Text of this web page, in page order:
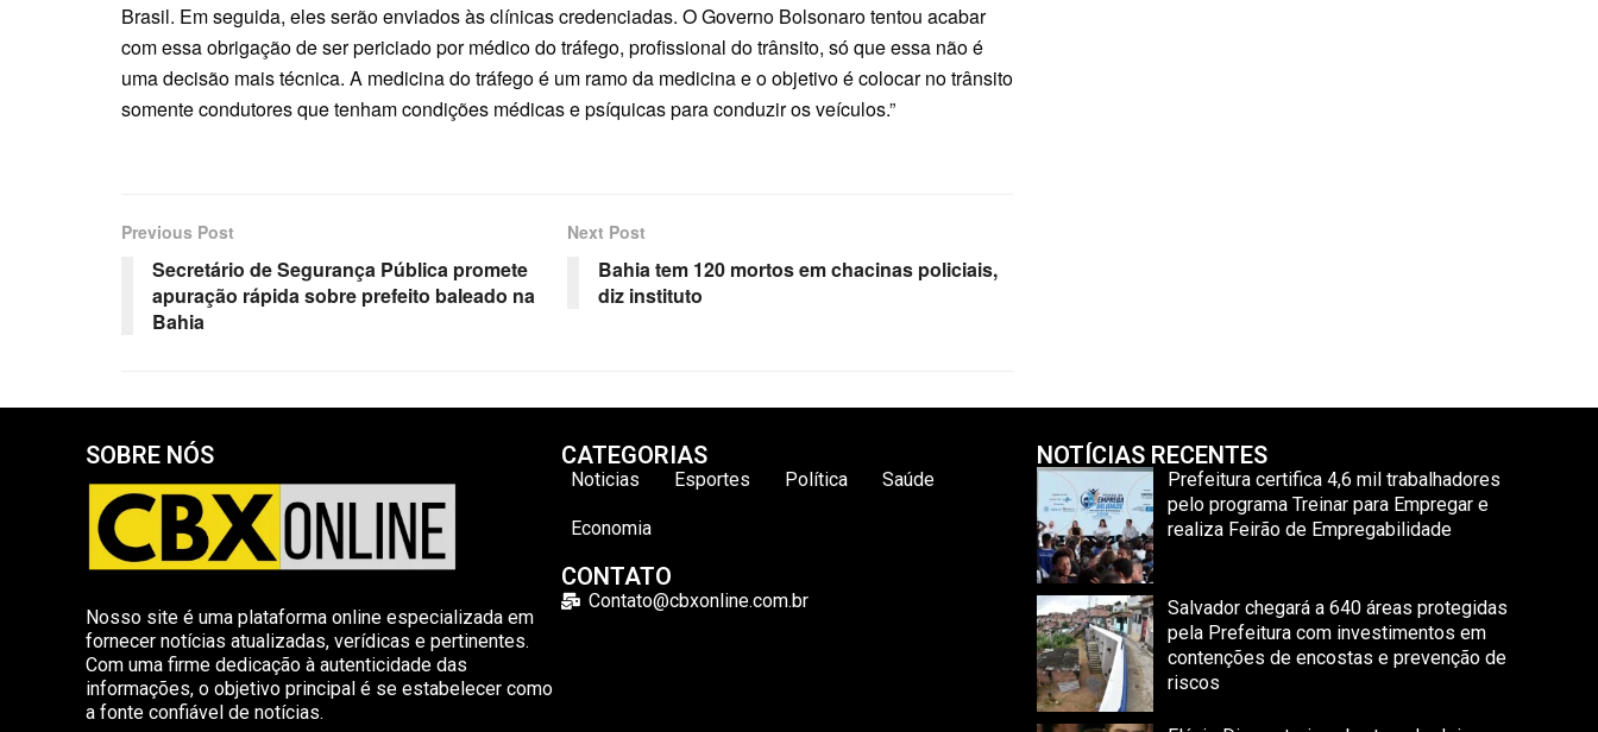
Brasil. Em seguida, eles serão enviados às clínicas credenciadas. O Governo Bolsonaro tentou acabar
com essa obrigação de ser periciado por médico do tráfego, profissional do trânsito, só que essa não é
uma decisão mais técnica. A medicina do tráfego é um ramo da medicina e o objetivo é colocar no trânsito
somente condutores que tenham condições médicas e psíquicas para conduzir os veículos.”
Previous Post
Secretário de Segurança Pública promete
apuração rápida sobre prefeito baleado na
Bahia
Next Post
Bahia tem 120 mortos em chacinas policiais,
diz instituto
SOBRE NÓS
Nosso site é uma plataforma online especializada em
fornecer notícias atualizadas, verídicas e pertinentes.
Com uma firme dedicação à autenticidade das
informações, o objetivo principal é se estabelecer como
a fonte confiável de notícias.
CATEGORIAS
Noticias Esportes Política Saúde
Economia
CONTATO
Contato@cbxonline.com.br
NOTÍCIAS RECENTES
Prefeitura certifica 4,6 mil trabalhadores
pelo programa Treinar para Empregar e
realiza Feirão de Empregabilidade
Salvador chegará a 640 áreas protegidas
pela Prefeitura com investimentos em
contenções de encostas e prevenção de
riscos